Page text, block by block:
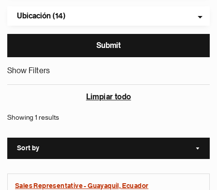
Ubicación (14)
Show Filters
Limpiar todo
Showing 1 results
Sort by Sort
Sales Representative - Guayaquil, Ecuador